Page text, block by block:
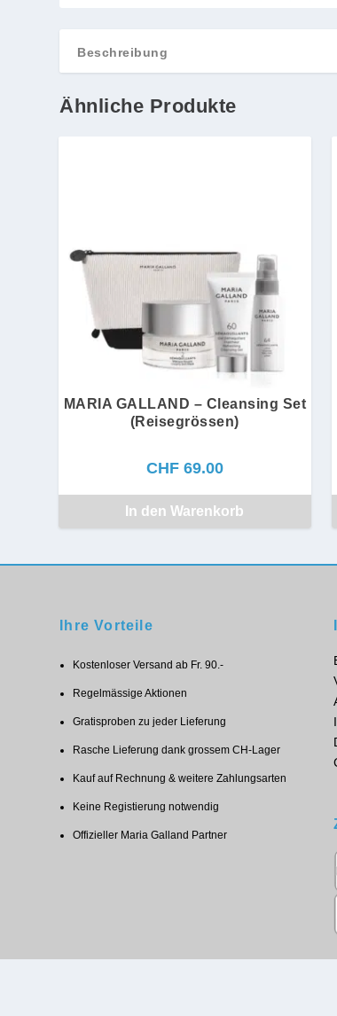
Beschreibung
Ähnliche Produkte
MARIA GALLAND – Cleansing Set
(Reisegrössen)
CHF69.00
In den Warenkorb
Ihre Vorteile
Kostenloser Versand ab Fr. 90.-
Regelmässige Aktionen
Gratisproben zu jeder Lieferung
Rasche Lieferung dank grossem CH-Lager
Kauf auf Rechnung & weitere Zahlungsarten
Keine Registierung notwendig
Offizieller Maria Galland Partner